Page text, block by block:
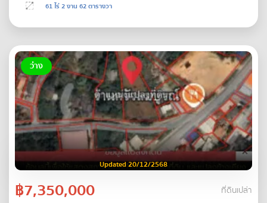
61 ไร่ 2 งาน 62 ตารางวา
ว่าง
Updated 20/12/2568
฿7,350,000 ที่ดินเปล่า